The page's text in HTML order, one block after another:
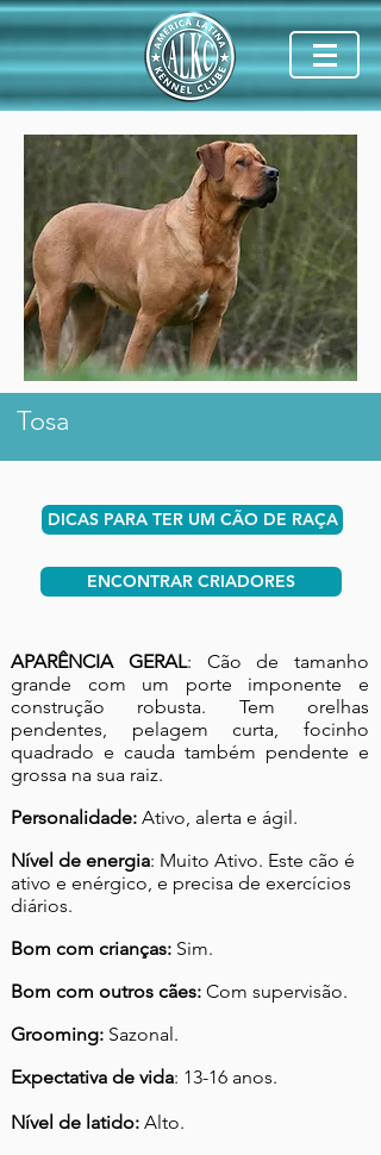
Tosa
DICAS PARA TER UM CÃO DE RAÇA
ENCONTRAR CRIADORES
APARÊNCIA GERAL: Cão de tamanho
grande com um porte imponente e
construção robusta. Tem orelhas
pendentes, pelagem curta, focinho
quadrado e cauda também pendente e
grossa na sua raiz.
Personalidade: Ativo, alerta e ágil.
Nível de energia: Muito Ativo. Este cão é
ativo e enérgico, e precisa de exercícios
diários.
Bom com crianças: Sim.
Bom com outros cães: Com supervisão.
Grooming: Sazonal.
Expectativa de vida: 13-16 anos.
Nível de latido: Alto.